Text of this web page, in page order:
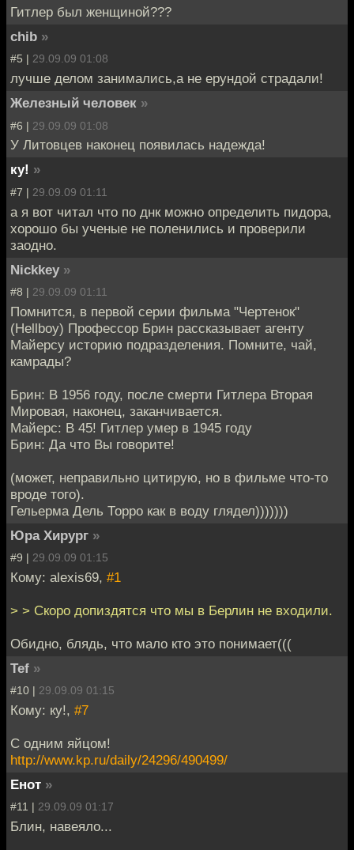
Гитлер был женщиной???
chib »
#5 | 29.09.09 01:08
лучше делом занимались,а не ерундой страдали!
Железный человек »
#6 | 29.09.09 01:08
У Литовцев наконец появилась надежда!
ку! »
#7 | 29.09.09 01:11
а я вот читал что по днк можно определить пидора,
хорошо бы ученые не поленились и проверили
заодно.
Nickkey »
#8 | 29.09.09 01:11
Помнится, в первой серии фильма "Чертенок"
(Hellboy) Профессор Брин рассказывает агенту
Майерсу историю подразделения. Помните, чай,
камрады?
Брин: В 1956 году, после смерти Гитлера Вторая
Мировая, наконец, заканчивается.
Майерс: В 45! Гитлер умер в 1945 году
Брин: Да что Вы говорите!
(может, неправильно цитирую, но в фильме что-то
вроде того).
Гельерма Дель Торро как в воду глядел)))))))
Юра Хирург »
#9 | 29.09.09 01:15
Кому: alexis69, #1
> > Скоро допиздятся что мы в Берлин не входили.
Обидно, блядь, что мало кто это понимает(((
Tef »
#10 | 29.09.09 01:15
Кому: ку!, #7
С одним яйцом!
http://www.kp.ru/daily/24296/490499/
Енот »
#11 | 29.09.09 01:17
Блин, навеяло...